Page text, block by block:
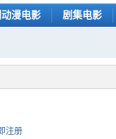
漫电影 剧集电影
注册